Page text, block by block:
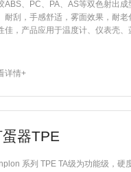
ABS、PC、PA、AS等双色射出成
耐刮，手感舒适，雾面效果，耐老
佳，产品应用于温度计、仪表壳、
详情+
器TPE
系列 TPE TA级为功能级，硬